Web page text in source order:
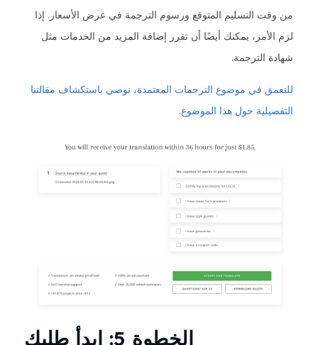
من وقت التسليم المتوقع ورسوم الترجمة في عرض الأسعار. إذا
لزم الأمر، يمكنك أيضًا أن تقرر إضافة المزيد من الخدمات مثل
شهادة الترجمة.
للتعمق في موضوع الترجمات المعتمدة، نوصي باستكشاف مقالتنا
التفصيلية حول هذا الموضوع.
الخطوة 5: ابدأ طلبك